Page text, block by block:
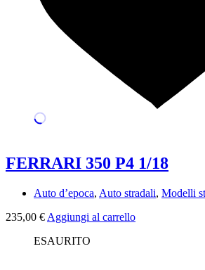
FERRARI 350 P4 1/18
Auto d’epoca, Auto stradali, Modelli
235,00 € Aggiungi al carrello
ESAURITO